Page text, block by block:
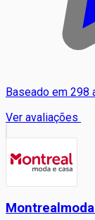
Baseado em 298
Ver avaliações